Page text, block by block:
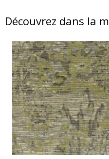
Découvrez dans la